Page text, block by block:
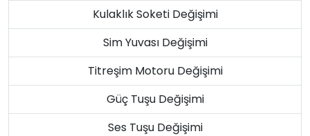
Kulaklık Soketi Değişimi
Sim Yuvası Değişimi
Titreşim Motoru Değişimi
Güç Tuşu Değişimi
Ses Tuşu Değişimi